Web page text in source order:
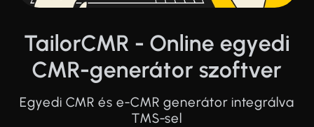
TailorCMR - Online egyedi
CMR-generátor szoftver
Egyedi CMR és e-CMR generátor integrálva
TMS-sel